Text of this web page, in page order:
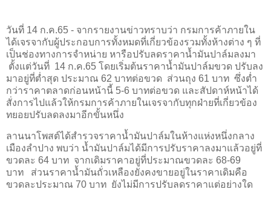
วันที่ 14 ก.ค.65 - จากรายงานข่าวทราบว่า กรมการค้าภายใน
ได้เจรจากับผู้ประกอบการทั้งหมดที่เกี่ยวข้องรวมทั้งห้างต่าง ๆ ที่
เป็นช่องทางการจำหน่าย หารือปรับลดราคาน้ำมันปาล์มลงมา
ตั้งแต่วันที่ 14 ก.ค.65 โดยเริ่มต้นราคาน้ำมันปาล์มขวด ปรับลง
มาอยู่ที่ต่ำสุด ประมาณ 62 บาทต่อขวด ส่วนถุง 61 บาท ซึ่งต่ำ
กว่าราคาตลาดก่อนหน้านี้ 5-6 บาทต่อขวด และสัปดาห์หน้าได้
สั่งการไปแล้วให้กรมการค้าภายในเจรจากับทุกฝ่ายที่เกี่ยวข้อง
ทยอยปรับลดลงมาอีกขั้นหนึ่ง
ลานนาโพสต์ได้สำรวจราคาน้ำมันปาล์มในห้างแห่งหนึ่งกลาง
เมืองลำปาง พบว่า น้ำมันปาล์มได้มีการปรับราคาลงมาแล้วอยู่ที่
ขวดละ 64 บาท จากเดิมราคาอยู่ที่ประมาณขวดละ 68-69
บาท ส่วนราคาน้ำมันถั่วเหลืองยังคงขายอยู่ในราคาเดิมคือ
ขวดละประมาณ 70 บาท ยังไม่มีการปรับลดราคาแต่อย่างใด